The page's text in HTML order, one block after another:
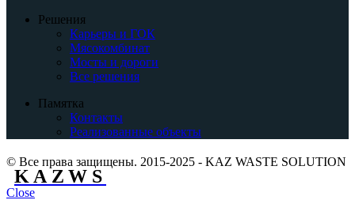
Решения
Карьеры и ГОК
Мясокомбинат
Мосты и дороги
Все решения
Памятка
Контакты
Реализованные объекты
© Все права защищены. 2015-2025 - KAZ WASTE SOLUTION
KAZWS
Close